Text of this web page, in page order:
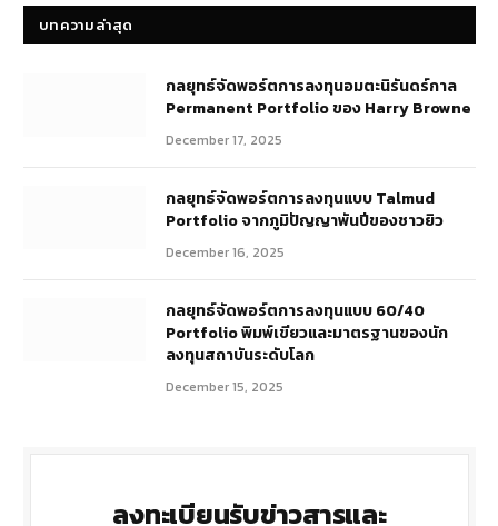
บทความล่าสุด
กลยุทธ์​จัดพอร์ตการลงทุนอมตะนิรันดร์กาล
Permanent Portfolio ของ Harry Browne
December 17, 2025
กลยุทธ์จัดพอร์ตการลงทุนแบบ Talmud
Portfolio จากภูมิปัญญาพันปีของชาวยิว
December 16, 2025
กลยุทธ์จัดพอร์ตการลงทุนแบบ 60/40
Portfolio พิมพ์เขียวและมาตรฐานของนัก
ลงทุนสถาบันระดับโลก
December 15, 2025
ลงทะเบียนรับข่าวสารและ